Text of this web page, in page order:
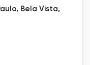
Bela Vista,